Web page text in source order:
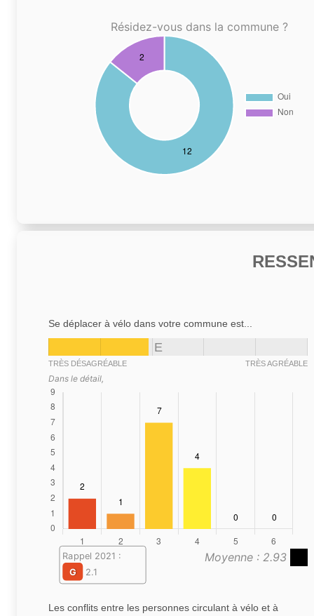
Résidez-vous dans la commune ?
Se déplacer à vélo dans votre commune est...
E
TRÈS DÉSAGRÉABLE TRÈS AGRÉABLE
Dans le détail,
Moyenne : 2.93
Rappel 2021 :
G
2.1
Les conflits entre les personnes circulant à vélo et à